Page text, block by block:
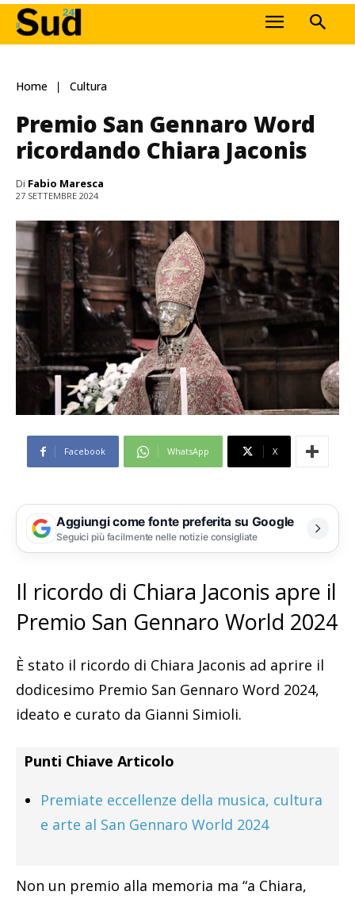
Home Cultura
Premio San Gennaro Word
ricordando Chiara Jaconis
Di Fabio Maresca
27 SETTEMBRE 2024
Facebook WhatsApp X
Aggiungi come fonte preferita su Google
Seguici più facilmente nelle notizie consigliate
Il ricordo di Chiara Jaconis apre il
Premio San Gennaro World 2024
È stato il ricordo di Chiara Jaconis ad aprire il
dodicesimo Premio San Gennaro Word 2024,
ideato e curato da Gianni Simioli.
Punti Chiave Articolo
Premiate eccellenze della musica, cultura
e arte al San Gennaro World 2024
Non un premio alla memoria ma “a Chiara,